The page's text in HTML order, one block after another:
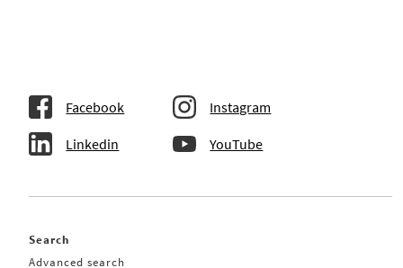
Facebook Instagram
Linkedin YouTube
Search
Advanced search